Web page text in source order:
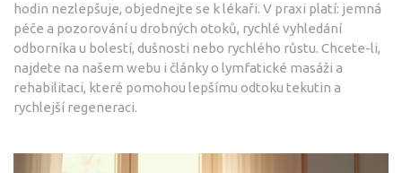
hodin nezlepšuje, objednejte se k lékaři. V praxi platí: jemná
péče a pozorování u drobných otoků, rychlé vyhledání
odborníka u bolestí, dušnosti nebo rychlého růstu. Chcete-li,
najdete na našem webu i články o lymfatické masáži a
rehabilitaci, které pomohou lepšímu odtoku tekutin a
rychlejší regeneraci.